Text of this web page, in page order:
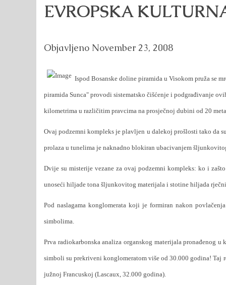
EVROPSKA
Objavljeno November 23, 2008
Ispod Bosanske doline piramida u Visokom pruža se
piramida Sunca" provodi sistematsko čišćenje i podgrađivanje
kilometrima u različitim pravcima na prosječnoj dubini od 20
Ovaj podzemni kompleks je plavljen u dalekoj prošlosti tako da
prolaza u tunelima je naknadno blokiran ubacivanjem
Dvije su misterije vezane za ovaj podzemni kompleks: ko i
unoseći hiljade tona šljunkovitog materijala i stotine hiljada
Pod naslagama konglomerata koji je formiran nakon
simbolima.
Prva radiokarbonska analiza organskog materijala pronađenog
simboli su prekriveni konglomeratom više od 30.000 godina! Taj
južnoj Francuskoj (Lascaux, 32.000 godina).